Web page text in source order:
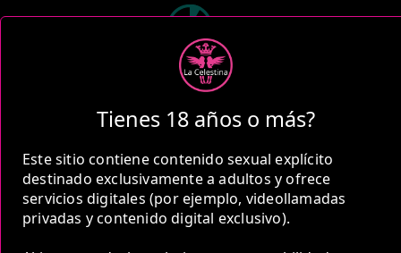
Tienes 18 años o más?
Este sitio contiene contenido sexual explícito
destinado exclusivamente a adultos y ofrece
servicios digitales (por ejemplo, videollamadas
privadas y contenido digital exclusivo).
1 Hora
COP 450,000.00
2 Horas